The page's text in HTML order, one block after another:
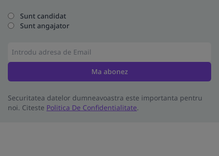
Sunt candidat
Sunt angajator
Ma abonez
Securitatea datelor dumneavoastra este importanta pentru
noi. Citeste Politica De Confidentialitate.